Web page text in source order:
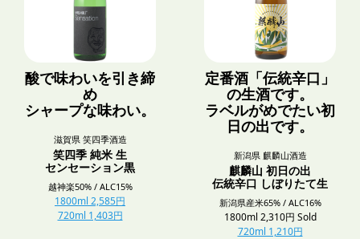
酸で味わいを引き締
め
シャープな味わい。
滋賀県 笑四季酒造
笑四季 純米 生
センセーション黒
越神楽50% / ALC15%
1800ml 2,585円
720ml 1,403円
定番酒「伝統辛口」
の生酒です。
ラベルがめでたい初
日の出です。
新潟県 麒麟山酒造
麒麟山 初日の出
伝統辛口 しぼりたて生
新潟県産米65% / ALC16%
1800ml 2,310円 Sold
720ml 1,210円